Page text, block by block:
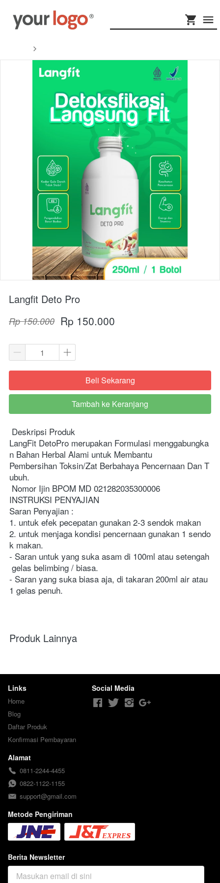
Langfit Deto Pro
Rp 150.000 Rp 150.000
`Beli Sekarang
`
Tambah ke Keranjang
LangFit DetoPro merupakan Formulasi menggabungka
n Bahan Herbal Alami untuk Membantu
Pembersihan Toksin/Zat Berbahaya Pencernaan Dan T
ubuh.
Nomor Ijin BPOM MD 021282035300006
INSTRUKSI PENYAJIAN
Saran Penyajian :
1. untuk efek pecepatan gunakan 2-3 sendok makan
2. untuk menjaga kondisi pencernaan gunakan 1 sendo
k makan.
- Saran untuk yang suka asam di 100ml atau setengah
gelas belimbing / biasa.
- ⁠Saran yang suka biasa aja, di takaran 200ml air atau
1 gelas penuh.
Produk Lainnya
Links
Home
Blog
Daftar Produk
Konfirmasi Pembayaran
Social Media
Alamat
0811-2244-4455
0822-1122-1155
support@gmail.com
Metode Pengiriman
Berita Newsletter